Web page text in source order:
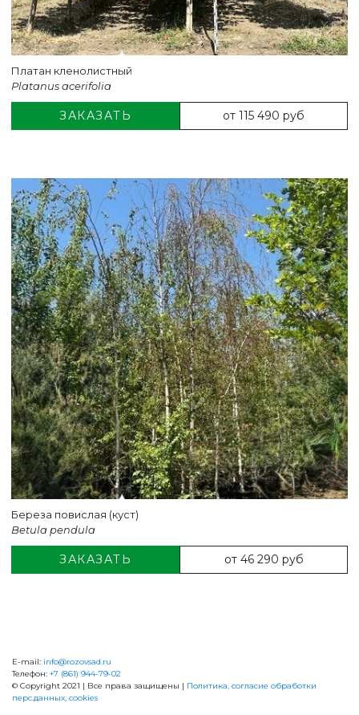
+7 (861) 944-79-02
Платан кленолистный
Platanus acerifolia
ЗАКАЗАТЬ от 115 490 руб
Береза повислая (куст)
Betula pendula
ЗАКАЗАТЬ от 46 290 руб
E-mail: info@rozovsad.ru
Телефон: +7 (861) 944-79-02
© Copyright 2021 | Все права защищены | Политика, согласие обработки
перс.данных, cookies